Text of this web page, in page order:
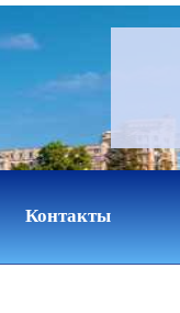
Контакты